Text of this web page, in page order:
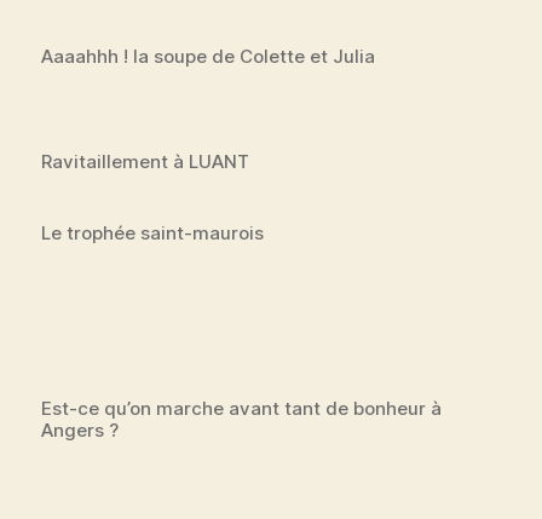
Aaaahhh ! la soupe de Colette et Julia
Ravitaillement à LUANT
Le trophée saint-maurois
Est-ce qu’on marche avant tant de bonheur à
Angers ?